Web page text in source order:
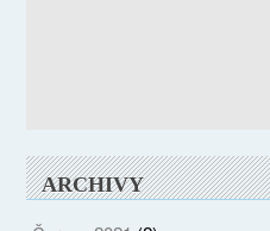
ARCHIVY